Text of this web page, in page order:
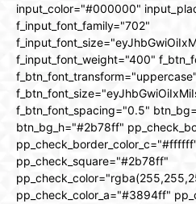
input_color="#000000"
f_input_font_family="702"
f_input_font_weight="400"
f_btn_font_transform="uppercase"
f_btn_font_spacing="0.5"
btn_bg_h="#2b78ff"
pp_check_square="#2b78ff"
pp_check_color_a="#3894ff"